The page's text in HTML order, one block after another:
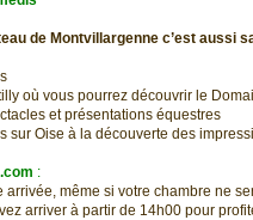
de Montvillargenne c’est aussi
où vous pourrez découvrir le
et présentations équestres
sur Oise à la découverte des
:
arrivée, même si votre chambre ne
arriver à partir de 14h00 pour